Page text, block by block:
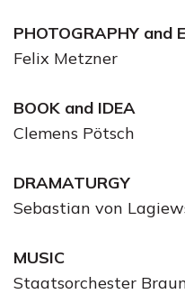
PHOTOGRAPHY and
Felix Metzner
BOOK and IDEA
Clemens Pötsch
DRAMATURGY
Sebastian von
MUSIC
Staatsorchester